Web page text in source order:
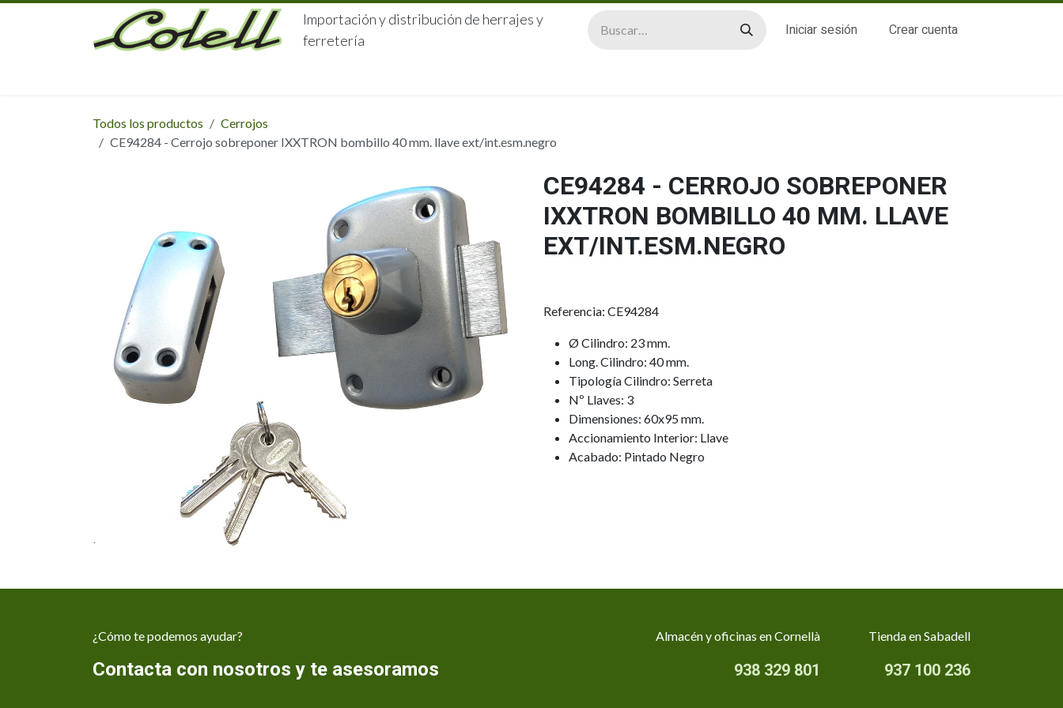
Ir al contenido
Importación y distribución de herrajes y
ferretería
Iniciar sesión Crear cuenta
Todos los productos
Cerrojos
CE94284 - Cerrojo sobreponer IXXTRON bombillo 40 mm. llave ext/int.esm.negro
CE94284 - CERROJO SOBREPONER
IXXTRON BOMBILLO 40 MM. LLAVE
EXT/INT.ESM.NEGRO
Referencia: CE94284
Ø Cilindro: 23 mm.
Long. Cilindro: 40 mm.
Tipología Cilindro: Serreta
Nº Llaves: 3
Dimensiones: 60x95 mm.
Accionamiento Interior: Llave
Acabado: Pintado Negro
¿Cómo te podemos ayudar?
Contacta con nosotros y te asesoramos
Almacén y oficinas en Cornellà
938 329 801
Tienda en Sabadell
937 100 236